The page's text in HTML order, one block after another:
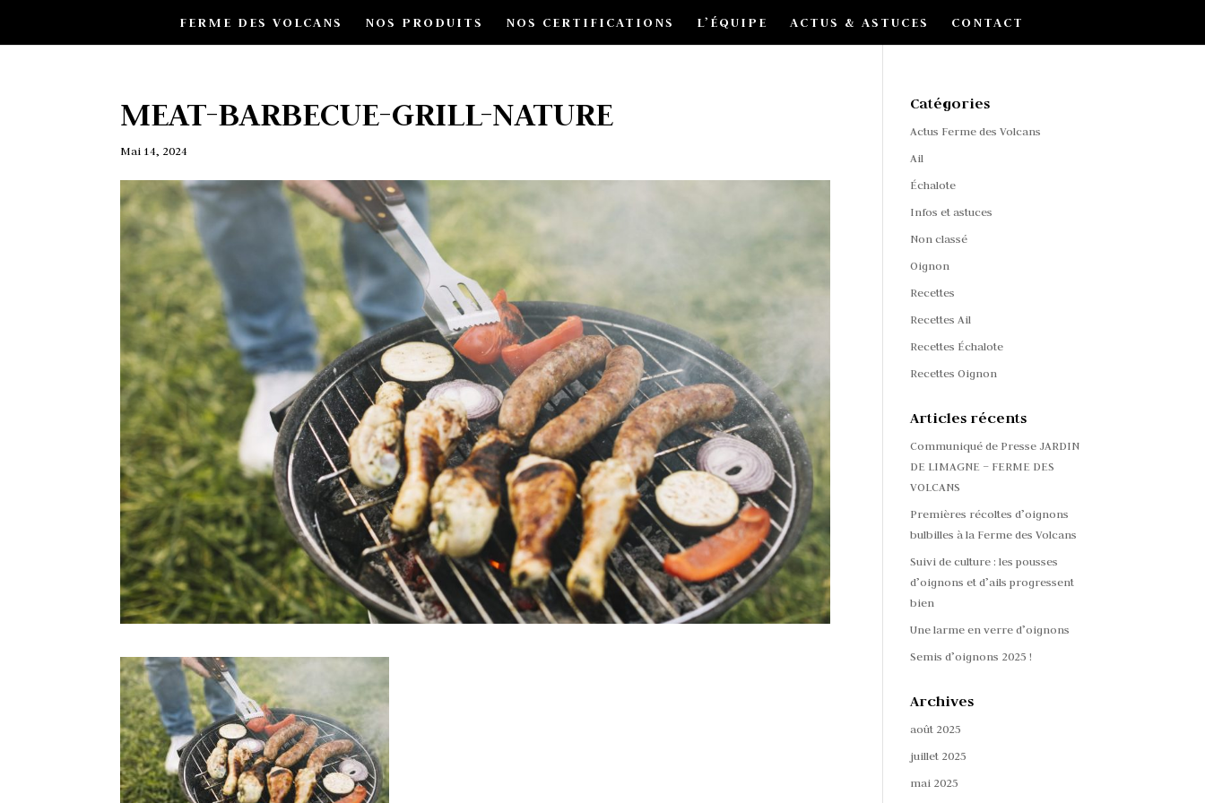
FERME DES VOLCANS NOS PRODUITS NOS CERTIFICATIONS L’ÉQUIPE ACTUS & ASTUCES CONTACT
MEAT-BARBECUE-GRILL-NATURE
Mai 14, 2024
Catégories
Actus Ferme des Volcans
Ail
Échalote
Infos et astuces
Non classé
Oignon
Recettes
Recettes Ail
Recettes Échalote
Recettes Oignon
Articles récents
Communiqué de Presse JARDIN
DE LIMAGNE – FERME DES
VOLCANS
Premières récoltes d’oignons
bulbilles à la Ferme des Volcans
Suivi de culture : les pousses
d’oignons et d’ails progressent
bien
Une larme en verre d’oignons
Semis d’oignons 2025 !
Archives
août 2025
juillet 2025
mai 2025